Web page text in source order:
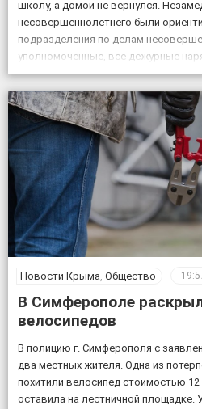
школу, а домой не вернулся.
несовершеннолетнего были
подразделения по делам
уполномоченные, все дежурные
патрульной постовой службы,
Также к поисковым мероприятиям
Новости Крыма Общество
В Симферополе
велосипедов
В полицию г. Симферополя с
два местных жителя. Одна из
похитили велосипед стоимостью
оставила на лестничной площадке.